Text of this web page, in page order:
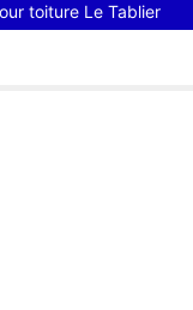
toiture Le Tablier